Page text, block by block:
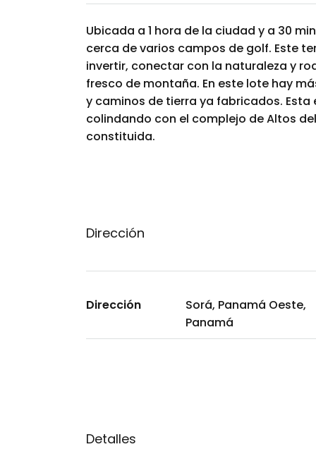
Ubicada a 1 hora de la ciudad y a 30
cerca de varios campos de golf. Este
invertir, conectar con la naturaleza y
fresco de montaña. En este lote hay
y caminos de tierra ya fabricados.
colindando con el complejo de Altos
constituida.
Dirección
Dirección
Sorá, Panamá Oeste,
Panamá
Detalles